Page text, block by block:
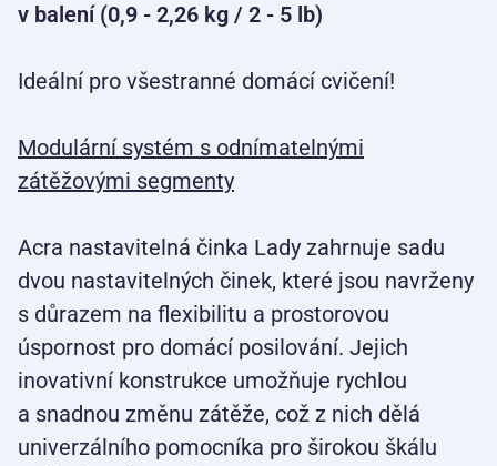
v balení (0,9 - 2,26 kg / 2 - 5 lb)
Ideální pro všestranné domácí cvičení!
Modulární systém s odnímatelnými
zátěžovými segmenty
Acra nastavitelná činka Lady zahrnuje sadu
dvou nastavitelných činek, které jsou navrženy
s důrazem na flexibilitu a prostorovou
úspornost pro domácí posilování. Jejich
inovativní konstrukce umožňuje rychlou
a snadnou změnu zátěže, což z nich dělá
univerzálního pomocníka pro širokou škálu